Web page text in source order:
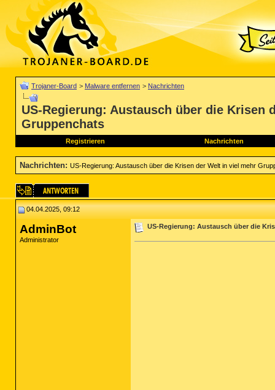
Trojaner-Board > Malware entfernen > Nachrichten
US-Regierung: Austausch über die Krisen
Gruppenchats
Registrieren Nachrichten
Nachrichten: US-Regierung: Austausch über die Krisen der Welt in viel mehr
04.04.2025, 09:12
AdminBot
Administrator
US-Regierung: Austausch über die